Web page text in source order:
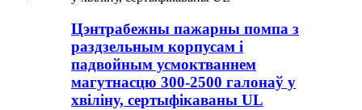
Цэнтрабежны пажарны помпа з
раздзельным корпусам і
падвойным усмоктваннем
магутнасцю 300-2500 галонаў у
хвіліну, сертыфікаваны UL